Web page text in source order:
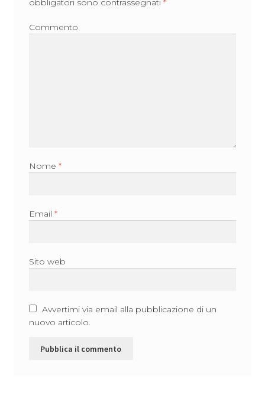
obbligatori sono contrassegnati *
Commento
Nome *
Email *
Sito web
Avvertimi via email alla pubblicazione di un
nuovo articolo.